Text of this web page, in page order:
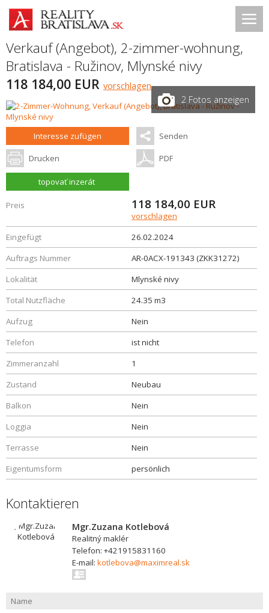
Verkauf (Angebot), 2-zimmer-wohnung,
Bratislava - Ružinov, Mlynské nivy
118 184,00 EUR vorschlagen
2 Fotos anzeigen
Interesse zufügen Senden
Drucken PDF
topovať inzerát
Preis 118 184,00 EUR
vorschlagen
Eingefügt
26.02.2024
Auftrags Nummer
AR-0ACX-191343 (ZKK31272)
Lokalität
Mlynské nivy
Total Nutzfläche
24.35 m3
Aufzug
Nein
Telefon
ist nicht
Zimmeranzahl
1
Zustand
Neubau
Balkon
Nein
Loggia
Nein
Terrasse
Nein
Eigentumsform
persönlich
Kontaktieren
Mgr.Zuzana Kotlebová
Realitný maklér
Telefon: +421915831160
E-mail: kotlebova@maximreal.sk